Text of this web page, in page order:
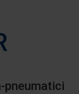
pneumatici